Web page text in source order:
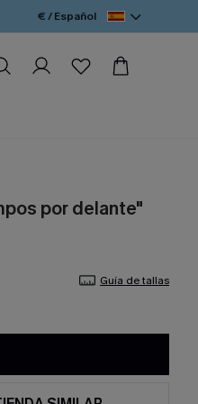
€ / Español
por delante"
Guía de tallas